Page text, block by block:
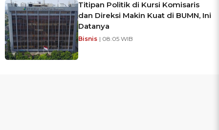
Titipan Politik di Kursi Komisaris
dan Direksi Makin Kuat di BUMN, Ini
Datanya
Bisnis | 08:05 WIB